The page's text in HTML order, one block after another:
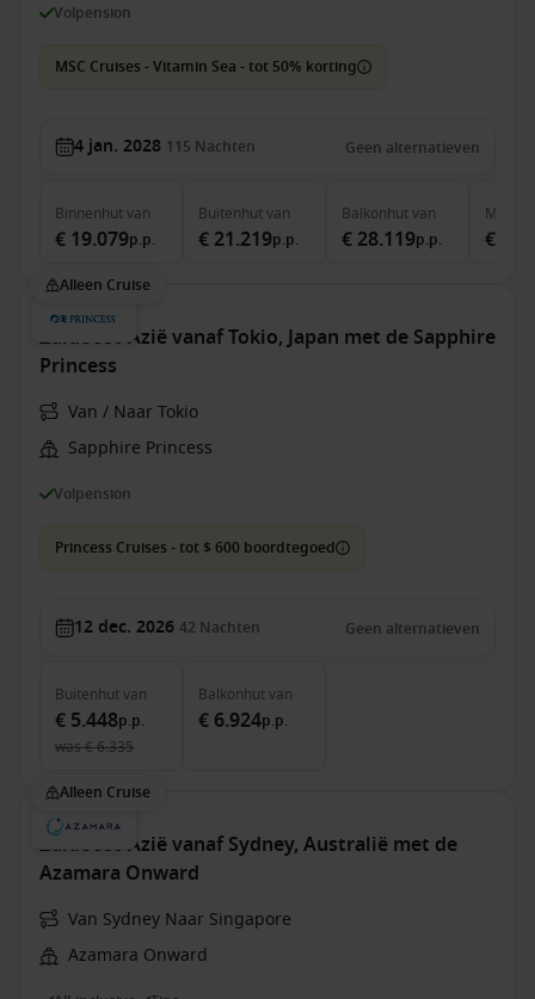
Volpension
MSC Cruises - Vitamin Sea - tot 50% korting
4 jan. 2028 115 Nachten Geen alternatieven
Binnenhutvan
€ 19.079p.p.
Buitenhutvan
€ 21.219p.p.
Balkonhutvan
€ 28.119p.p.
MSC
€
Alleen Cruise
Zuidoost-Azië vanaf Tokio, Japan met de Sapphire
Princess
Van / Naar Tokio
Sapphire Princess
Volpension
Princess Cruises - tot $ 600 boordtegoed
12 dec. 2026 42 Nachten Geen alternatieven
Buitenhutvan
€ 5.448p.p.
was€ 6.335
Balkonhutvan
€ 6.924p.p.
Alleen Cruise
Zuidoost-Azië vanaf Sydney, Australië met de
Azamara Onward
Van Sydney Naar Singapore
Azamara Onward